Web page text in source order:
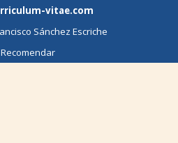
vitae.com
Sánchez Escriche
Recomendar